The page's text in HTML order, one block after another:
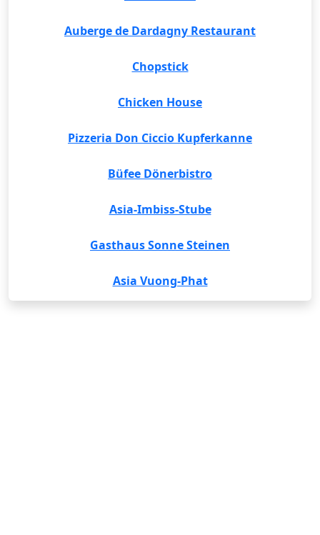
Auberge de Dardagny Restaurant
Chopstick
Chicken House
Pizzeria Don Ciccio Kupferkanne
Büfee Dönerbistro
Asia-Imbiss-Stube
Gasthaus Sonne Steinen
Asia Vuong-Phat